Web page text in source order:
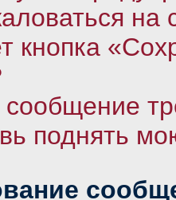
кнопка
поднять